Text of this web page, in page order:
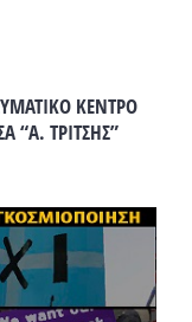
ΚΕΝΤΡΟ
“Α. ΤΡΙΤΣΗΣ”